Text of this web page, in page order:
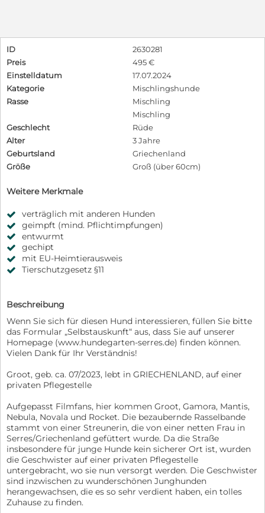
ID
2630281
Preis
495 €
Einstelldatum
17.07.2024
Kategorie
Mischlingshunde
Rasse
Mischling
Mischling
Geschlecht
Rüde
Alter
3 Jahre
Geburtsland
Griechenland
Größe
Groß (über 60cm)
Weitere Merkmale
verträglich mit anderen Hunden
geimpft (mind. Pflichtimpfungen)
entwurmt
gechipt
mit EU-Heimtierausweis
Tierschutzgesetz §11
Beschreibung
Wenn Sie sich für diesen Hund interessieren, füllen Sie bitte
das Formular „Selbstauskunft“ aus, dass Sie auf unserer
Homepage (www.hundegarten-serres.de) finden können.
Vielen Dank für Ihr Verständnis!
Groot, geb. ca. 07/2023, lebt in GRIECHENLAND, auf einer
privaten Pflegestelle
Aufgepasst Filmfans, hier kommen Groot, Gamora, Mantis,
Nebula, Novala und Rocket. Die bezaubernde Rasselbande
stammt von einer Streunerin, die von einer netten Frau in
Serres/Griechenland gefüttert wurde. Da die Straße
insbesondere für junge Hunde kein sicherer Ort ist, wurden
die Geschwister auf einer privaten Pflegestelle
untergebracht, wo sie nun versorgt werden. Die Geschwister
sind inzwischen zu wunderschönen Junghunden
herangewachsen, die es so sehr verdient haben, ein tolles
Zuhause zu finden.